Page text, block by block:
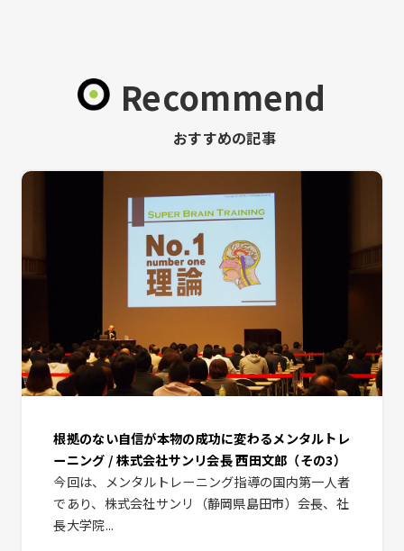
Recommend
おすすめの記事
根拠のない自信が本物の成功に変わるメンタルトレ
ーニング / 株式会社サンリ会長 西田文郎（その3）
今回は、メンタルトレーニング指導の国内第一人者
であり、株式会社サンリ（静岡県島田市）会長、社
長大学院...